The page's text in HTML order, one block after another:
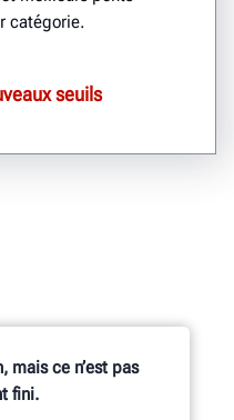
catégorie.
seuils
mais ce n’est pas
fini.